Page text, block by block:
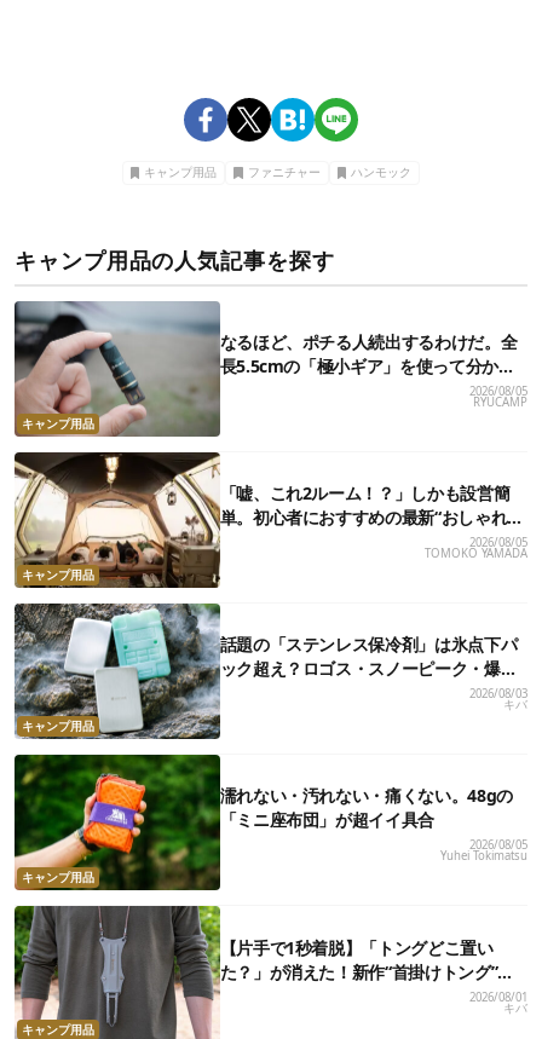
キャンプ用品 ファニチャー ハンモック
キャンプ用品の人気記事を探す
キャンプ用品
なるほど、ポチる人続出するわけだ。全
長5.5cmの「極小ギア」を使って分かっ
2026/08/05
RYUCAMP
キャンプ用品
「嘘、これ2ルーム！？」しかも設営簡
単。初心者におすすめの最新“おしゃれ
広々テント”7選
2026/08/05
TOMOKO YAMADA
キャンプ用品
話題の「ステンレス保冷剤」は氷点下パ
ック超え？ロゴス・スノーピーク・爆売
れノーブランド品を比べてみた
2026/08/03
キバ
キャンプ用品
濡れない・汚れない・痛くない。48gの
「ミニ座布団」が超イイ具合
2026/08/05
Yuhei Tokimatsu
キャンプ用品
【片手で1秒着脱】「トングどこ置い
た？」が消えた！新作“首掛けトング”、
男心くすぐるギミックが最高だった2026/08/01
キバ